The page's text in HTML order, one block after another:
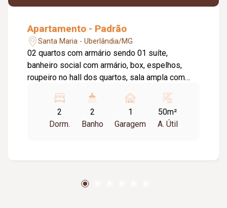
Apartamento - Padrão
Santa Maria - Uberlândia/MG
02 quartos com armário sendo 01 suíte,
banheiro social com armário, box, espelhos,
roupeiro no hall dos quartos, sala ampla com
01 vaga de garagem, elevador, interfone, portão
eletrônico, possui móveis: cama, geladeira,
fogão. Aprox. 50m². Cond. aprox. $350,00. Tem
2
Dorm.
2
Banho
1
Garagem
50m²
A. Útil